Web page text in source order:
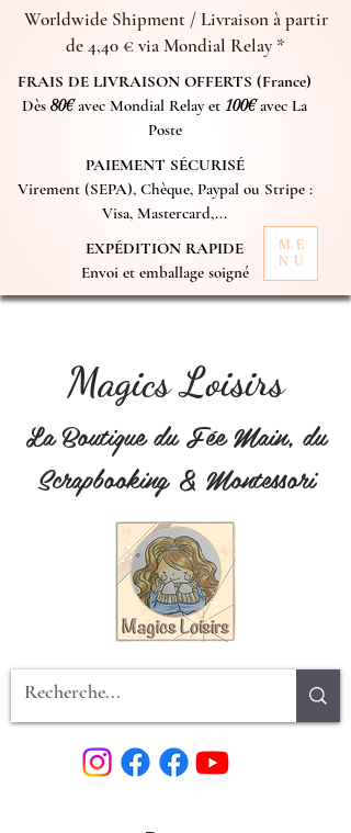
Worldwide Shipment / Livraison à partir
de 4,40 € via Mondial Relay *
FRAIS DE LIVRAISON OFFERTS (France)
Dès 80€avec Mondial Relay et 100€avec La
Poste
PAIEMENT SÉCURISÉ
Virement (SEPA), Chèque, Paypal ou Stripe :
Visa, Mastercard,...
EXPÉDITION RAPIDE
Envoi et emballage soigné
ME
NU
Magics Loisirs
La Boutique du Fée Main, du
Scrapbooking & Montessori